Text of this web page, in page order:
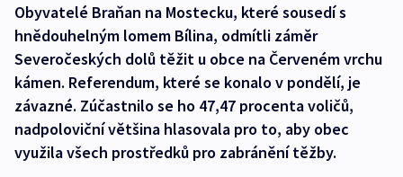
Obyvatelé Braňan na Mostecku, které sousedí s
hnědouhelným lomem Bílina, odmítli záměr
Severočeských dolů těžit u obce na Červeném vrchu
kámen. Referendum, které se konalo v pondělí, je
závazné. Zúčastnilo se ho 47,47 procenta voličů,
nadpoloviční většina hlasovala pro to, aby obec
využila všech prostředků pro zabránění těžby.